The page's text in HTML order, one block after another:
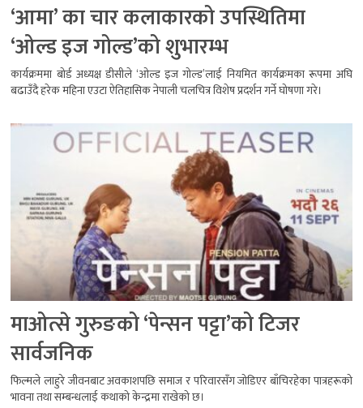
‘आमा’ का चार कलाकारको उपस्थितिमा
‘ओल्ड इज गोल्ड’को शुभारम्भ
कार्यक्रममा बोर्ड अध्यक्ष डीसीले ‘ओल्ड इज गोल्ड’लाई नियमित कार्यक्रमका रूपमा अघि
बढाउँदै हरेक महिना एउटा ऐतिहासिक नेपाली चलचित्र विशेष प्रदर्शन गर्ने घोषणा गरे।
माओत्से गुरुङको ‘पेन्सन पट्टा’को टिजर
सार्वजनिक
फिल्मले लाहुरे जीवनबाट अवकाशपछि समाज र परिवारसँग जोडिएर बाँचिरहेका पात्रहरूको
भावना तथा सम्बन्धलाई कथाको केन्द्रमा राखेको छ।